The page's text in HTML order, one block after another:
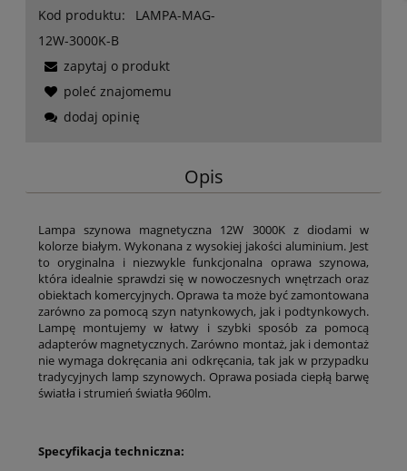
Kod produktu:
LAMPA-MAG-
12W-3000K-B
zapytaj o produkt
poleć znajomemu
dodaj opinię
Opis
Lampa szynowa magnetyczna 12W 3000K z diodami w
kolorze białym. Wykonana z wysokiej jakości aluminium. Jest
to oryginalna i niezwykle funkcjonalna oprawa szynowa,
która idealnie sprawdzi się w nowoczesnych wnętrzach oraz
obiektach komercyjnych. Oprawa ta może być zamontowana
zarówno za pomocą szyn natynkowych, jak i podtynkowych.
Lampę montujemy w łatwy i szybki sposób za pomocą
adapterów magnetycznych. Zarówno montaż, jak i demontaż
nie wymaga dokręcania ani odkręcania, tak jak w przypadku
tradycyjnych lamp szynowych. Oprawa posiada ciepłą barwę
światła i strumień światła 960lm.
Specyfikacja techniczna: